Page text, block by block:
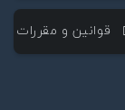
‌ قوانین و مقررات